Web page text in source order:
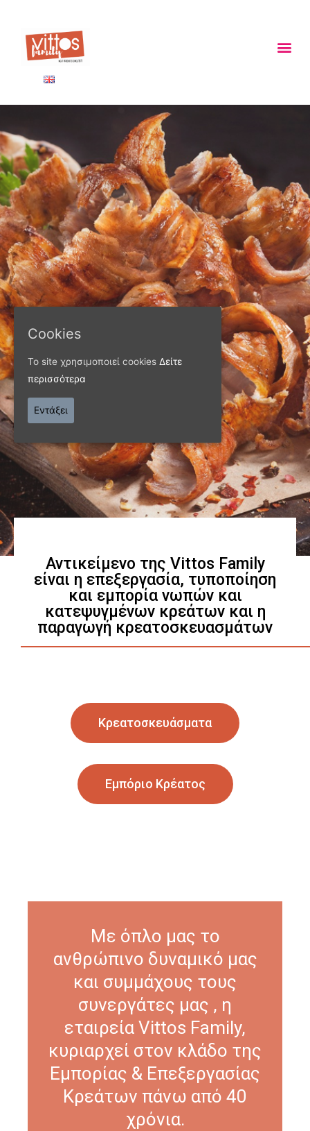
ΠΑΝΩ ΑΠΟ 40 ΧΡΟΝΙΑ
Παράγουμε προϊόντα
Γνωρίστε μας
Αντικείμενο της Vittos Family
είναι η επεξεργασία, τυποποίηση
και εμπορία νωπών και
κατεψυγμένων κρεάτων και η
παραγωγή κρεατοσκευασμάτων
Κρεατοσκευάσματα
Εμπόριο Κρέατος
Με όπλο μας το
ανθρώπινο δυναμικό μας
και συμμάχους τους
συνεργάτες μας , η
εταιρεία Vittos Family,
κυριαρχεί στον κλάδο της
Εμπορίας & Επεξεργασίας
Κρεάτων πάνω από 40
χρόνια.
Cookies
Το site χρησιμοποιεί cookies Δείτε
περισσότερα
Εντάξει